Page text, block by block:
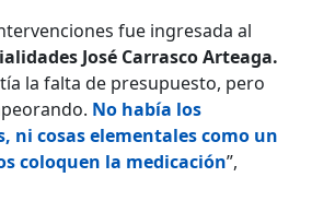
fue ingresada al
José Carrasco Arteaga.
la falta de presupuesto, pero
No había los
ni cosas elementales como un
coloquen la medicación”,